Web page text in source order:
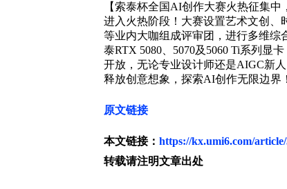
【索泰杯全国AI创作大赛火热征集
进入火热阶段！大赛设置艺术文创、
等业内大咖组成评审团，进行多维综
泰RTX 5080、5070及5060 Ti系列显
开放，无论专业设计师还是AIGC新
释放创意想象，探索AI创作无限边界！
原文链接
本文链接： https://kx.umi6.com/
转载请注明文章出处